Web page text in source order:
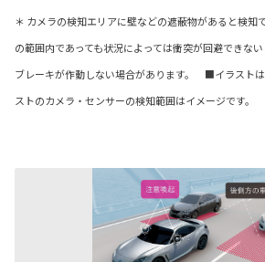
＊ カメラの検知エリアに壁などの遮蔽物があると検知
の範囲内であっても状況によっては衝突が回避できな
ブレーキが作動しない場合があります。 ■イラスト
ストのカメラ・センサーの検知範囲はイメージです。